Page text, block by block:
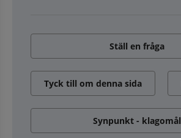
Ställ en fråga
Tyck till om denna sida
Synpunkt - klagomål